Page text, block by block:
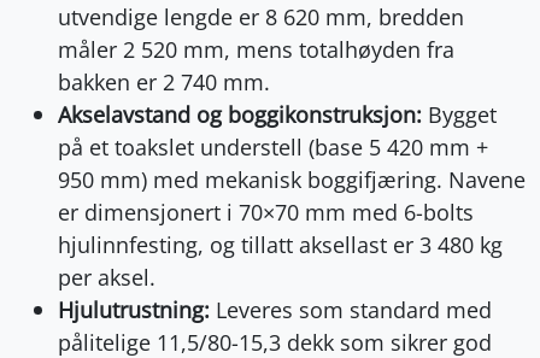
utvendige lengde er 8 620 mm, bredden
måler 2 520 mm, mens totalhøyden fra
bakken er 2 740 mm.
Akselavstand og boggikonstruksjon: Bygget
på et toakslet understell (base 5 420 mm +
950 mm) med mekanisk boggifjæring. Navene
er dimensjonert i 70×70 mm med 6-bolts
hjulinnfesting, og tillatt aksellast er 3 480 kg
per aksel.
Hjulutrustning: Leveres som standard med
pålitelige 11,5/80-15,3 dekk som sikrer god